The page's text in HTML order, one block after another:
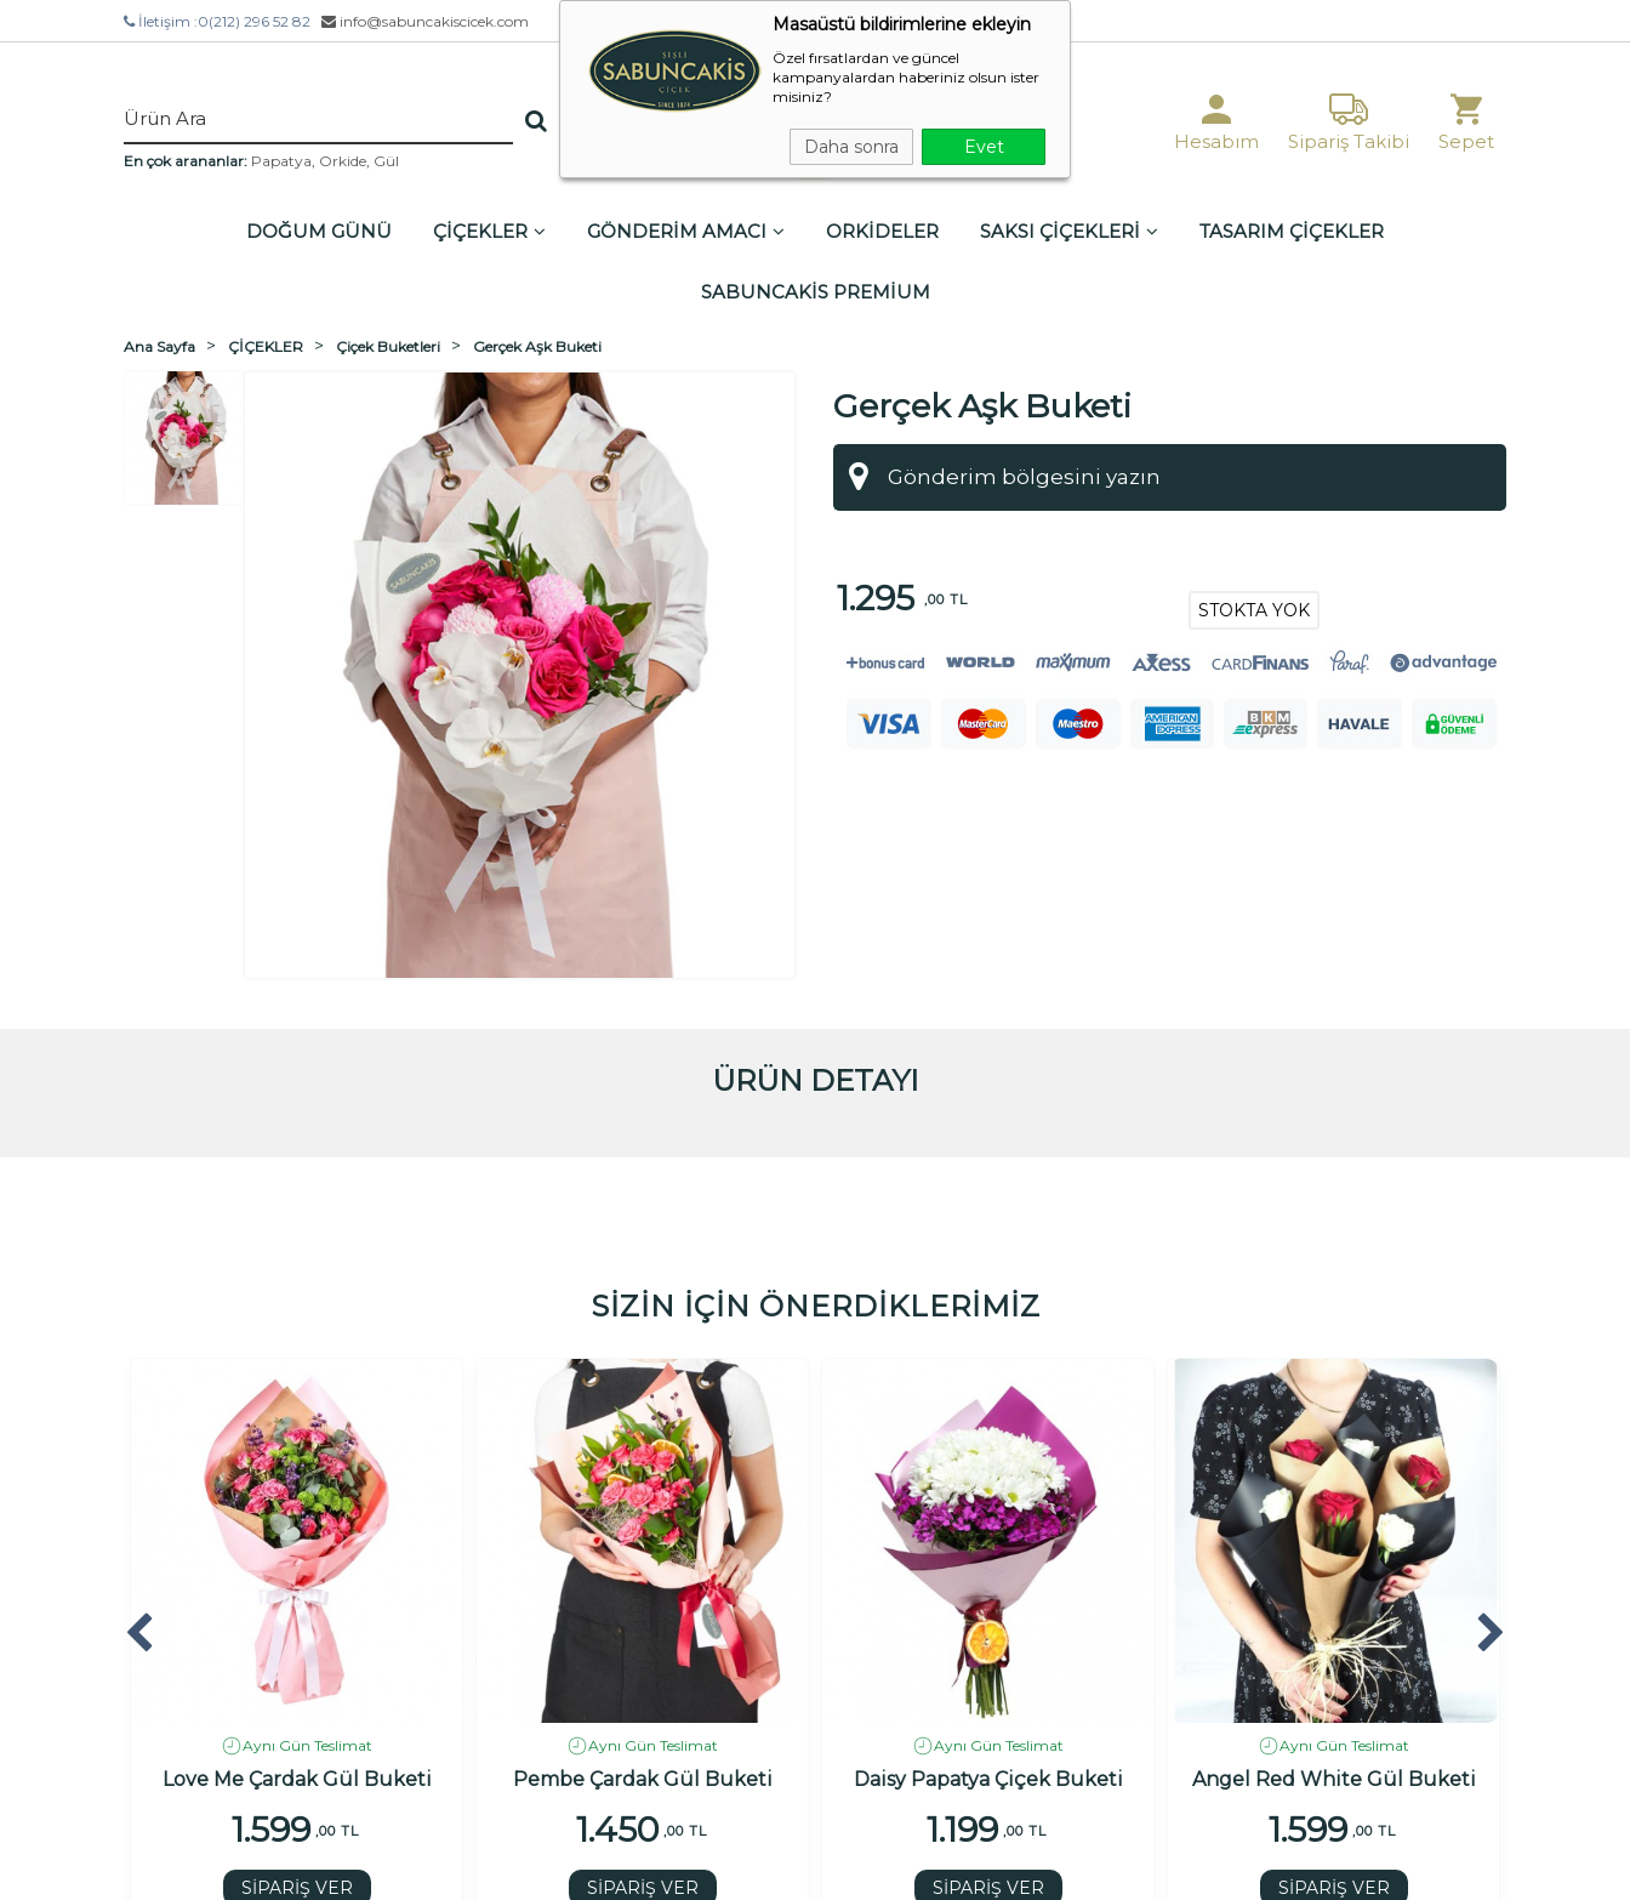
Masaüstü bildirimlerine ekleyin
Özel fırsatlardan ve güncel
kampanyalardan haberiniz olsun ister
misiniz?
Daha sonra Evet
İletişim :0(212) 296 52 82 info@sabuncakiscicek.com
En çok arananlar: Papatya, Orkide, Gül
Hesabım Sipariş Takibi Sepet
DOĞUM GÜNÜ ÇİÇEKLER GÖNDERİM AMACI ORKİDELER SAKSI ÇİÇEKLERİ TASARIM ÇİÇEKLER
SABUNCAKİS PREMİUM
Ana Sayfa ÇİÇEKLER Çiçek Buketleri Gerçek Aşk Buketi
Gerçek Aşk Buketi
1.295 ,00 TL
STOKTA YOK
ÜRÜN DETAYI
SİZİN İÇİN ÖNERDİKLERİMİZ
Aynı Gün Teslimat
Love Me Çardak Gül Buketi
1.599 ,00 TL
SİPARİŞ VER
Aynı Gün Teslimat
Pembe Çardak Gül Buketi
1.450 ,00 TL
SİPARİŞ VER
Aynı Gün Teslimat
Daisy Papatya Çiçek Buketi
1.199 ,00 TL
SİPARİŞ VER
Aynı Gün Teslimat
Angel Red White Gül Buketi
1.599 ,00 TL
SİPARİŞ VER